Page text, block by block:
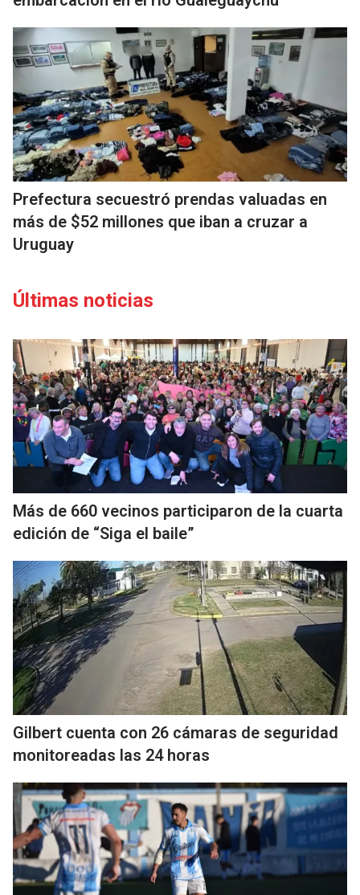
Prefectura secuestró prendas valuadas en
más de $52 millones que iban a cruzar a
Uruguay
Últimas noticias
Más de 660 vecinos participaron de la cuarta
edición de “Siga el baile”
Gilbert cuenta con 26 cámaras de seguridad
monitoreadas las 24 horas